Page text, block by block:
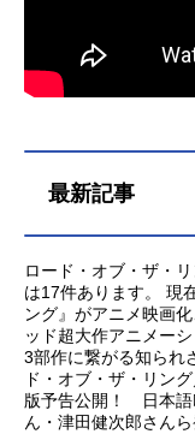
最新記事
ロード・オブ・ザ・
は17件あります。 現
ング』がアニメ映画
ッド超大作アニメー
3部作に繋がる知られ
ド・オブ・ザ・リン
版予告公開！ 日本語
ん・津田健次郎さんら